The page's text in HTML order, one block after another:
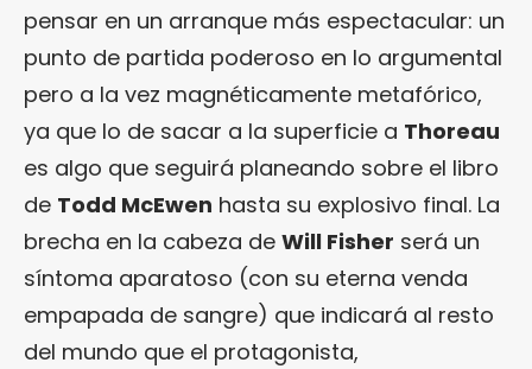
pensar en un arranque más espectacular: un
punto de partida poderoso en lo argumental
pero a la vez magnéticamente metafórico,
ya que lo de sacar a la superficie a Thoreau
es algo que seguirá planeando sobre el libro
de Todd McEwen hasta su explosivo final. La
brecha en la cabeza de Will Fisher será un
síntoma aparatoso (con su eterna venda
empapada de sangre) que indicará al resto
del mundo que el protagonista,